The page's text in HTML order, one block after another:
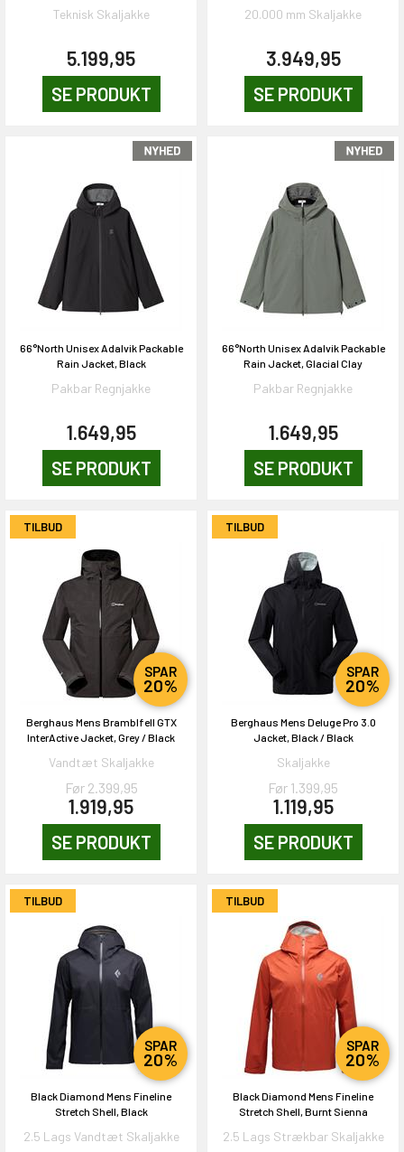
Teknisk Skaljakke
5.199,95
SE PRODUKT
20.000 mm Skaljakke
3.949,95
SE PRODUKT
66°North Unisex Adalvik Packable
Rain Jacket, Black
Pakbar Regnjakke
1.649,95
SE PRODUKT
66°North Unisex Adalvik Packable
Rain Jacket, Glacial Clay
Pakbar Regnjakke
1.649,95
SE PRODUKT
TILBUD
SPAR
20%
Berghaus Mens Bramblfell GTX
InterActive Jacket, Grey / Black
Vandtæt Skaljakke
Før 2.399,95
1.919,95
SE PRODUKT
TILBUD
SPAR
20%
Berghaus Mens Deluge Pro 3.0
Jacket, Black / Black
Skaljakke
Før 1.399,95
1.119,95
SE PRODUKT
TILBUD
SPAR
20%
Black Diamond Mens Fineline
Stretch Shell, Black
2.5 Lags Vandtæt Skaljakke
TILBUD
SPAR
20%
Black Diamond Mens Fineline
Stretch Shell, Burnt Sienna
2.5 Lags Strækbar Skaljakke